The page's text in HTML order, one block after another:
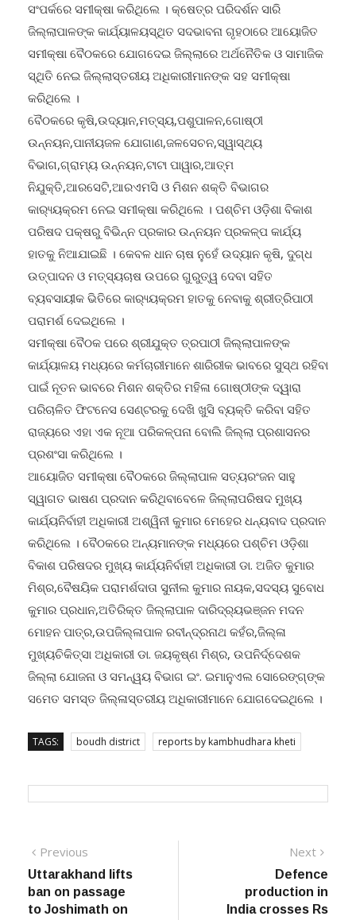
ସଂପର୍କରେ ସମୀକ୍ଷା କରିଥିଲେ । କ୍ଷେତ୍ର ପରିଦର୍ଶନ ସାରି
ଜିଲ୍ଲାପାଳଙ୍କ କାର୍ଯ୍ୟାଳୟସ୍ଥିତ ସଦଭାବନା ଗୃହଠାରେ ଆୟୋଜିତ
ସମୀକ୍ଷା ବୈଠକରେ ଯୋଗଦେଇ ଜିଲ୍ଲାରେ ଅର୍ଥନୈତିକ ଓ ସାମାଜିକ
ସ୍ଥିତି ନେଇ ଜିଲ୍ଲାସ୍ତରୀୟ ଅଧିକାରୀମାନଙ୍କ ସହ ସମୀକ୍ଷା
କରିଥିଲେ ।
ବୈଠକରେ କୃଷି,ଉଦ୍ୟାନ,ମତ୍ସ୍ୟ,ପଶୁପାଳନ,ଗୋଷ୍ଠୀ
ଉନ୍ନୟନ,ପାନୀୟଜଳ ଯୋଗାଣ,ଜଳସେଚନ,ସ୍ୱାସ୍ଥ୍ୟ
ବିଭାଗ,ଗ୍ରାମ୍ୟ ଉନ୍ନୟନ,ଟାଟା ପାୱାର,ଆତ୍ମ
ନିଯୁକ୍ତି,ଆରସେଟି,ଆରଏମସି ଓ ମିଶନ ଶକ୍ତି ବିଭାଗର
କାର‌୍ୟ୍ୟକ୍ରମ ନେଇ ସମୀକ୍ଷା କରିଥିଲେ । ପଶ୍ଚିମ ଓଡ଼ିଶା ବିକାଶ
ପରିଷଦ ପକ୍ଷରୁ ବିଭିନ୍ନ ପ୍ରକାର ଉନ୍ନୟନ ପ୍ରକଳ୍ପ କାର୍ଯ୍ୟ
ହାତକୁ ନିଆଯାଇଛି । କେବଳ ଧାନ ଚାଷ ନୁହେଁ ଉଦ୍ୟାନ କୃଷି, ଦୁଗ୍ଧ
ଉତ୍ପାଦନ ଓ ମତ୍ସ୍ୟଚାଷ ଉପରେ ଗୁରୁତ୍ୱ ଦେବା ସହିତ
ବ୍ୟବସାୟୀକ ଭିତିରେ କାର‌୍ୟ୍ୟକ୍ରମ ହାତକୁ ନେବାକୁ ଶ୍ରୀତ୍ରିପାଠୀ
ପରାମର୍ଶ ଦେଇଥିଲେ ।
ସମୀକ୍ଷା ବୈଠକ ପରେ ଶ୍ରୀଯୁକ୍ତ ତ୍ରପାଠୀ ଜିଲ୍ଲାପାଳଙ୍କ
କାର୍ଯ୍ୟାଳୟ ମଧ୍ୟରେ କର୍ମଚାରୀମାନେ ଶାରିରୀକ ଭାବରେ ସୁସ୍ଥ ରହିବା
ପାଇଁ ନୂତନ ଭାବରେ ମିଶନ ଶକ୍ତିର ମହିଳା ଗୋଷ୍ଠୀଙ୍କ ଦ୍ୱାରା
ପରିଚାଳିତ ଫିଟନେସ ସେଣ୍ଟରକୁ ଦେଖି ଖୁସି ବ୍ୟକ୍ତି କରିବା ସହିତ
ରାଜ୍ୟରେ ଏହା ଏକ ନୂଆ ପରିକଳ୍ପନା ବୋଲି ଜିଲ୍ଲା ପ୍ରଶାସନର
ପ୍ରଶଂସା କରିଥିଲେ ।
ଆୟୋଜିତ ସମୀକ୍ଷା ବୈଠକରେ ଜିଲ୍ଲାପାଳ ସତ୍ୟରଂଜନ ସାହୁ
ସ୍ୱାଗତ ଭାଷଣ ପ୍ରଦାନ କରିଥିବାବେଳେ ଜିଲ୍ଲାପରିଷଦ ମୁଖ୍ୟ
କାର୍ଯ୍ୟନିର୍ବାହୀ ଅଧିକାରୀ ଅଶ୍ୱିନୀ କୁମାର ମେହେର ଧନ୍ୟବାଦ ପ୍ରଦାନ
କରିଥିଲେ । ବୈଠକରେ ଅନ୍ୟମାନଙ୍କ ମଧ୍ୟରେ ପଶ୍ଚିମ ଓଡ଼ିଶା
ବିକାଶ ପରିଷଦର ମୁଖ୍ୟ କାର୍ଯ୍ୟନିର୍ବାହୀ ଅଧିକାରୀ ଡା. ଅଜିତ କୁମାର
ମିଶ୍ର,ବୈଷୟିକ ପରାମର୍ଶଦାତା ସୁନୀଲ କୁମାର ନାୟକ,ସଦସ୍ୟ ସୁବୋଧ
କୁମାର ପ୍ରଧାନ,ଅତିରିକ୍ତ ଜିଲ୍ଲାପାଳ ଦାରିଦ୍ର‌୍ୟଭଞ୍ଜନ ମଦନ
ମୋହନ ପାତ୍ର,ଉପଜିଲ୍ଳାପାଳ ରବୀନ୍ଦ୍ରନାଥ କହଁର,ଜିଲ୍ଳା
ମୁଖ୍ୟଚିକିତ୍ସା ଅଧିକାରୀ ଡା. ଜୟକୃଷ୍ଣ ମିଶ୍ର, ଉପନିର୍ଦ୍ଦେଶକ
ଜିଲ୍ଲା ଯୋଜନା ଓ ସମନ୍ୱୟ ବିଭାଗ ଇଂ. ଇମାନୁଏଲ ସୋରେଙ୍ଗ୍ଙ୍କ
ସମେତ ସମସ୍ତ ଜିଲ୍ଳାସ୍ତରୀୟ ଅଧିକାରୀମାନେ ଯୋଗଦେଇଥିଲେ ।
TAGS: boudh district reports by kambhudhara kheti
Post
navigation
Previous
post:
Uttarakhand lifts
ban on passage
to Joshimath on
Next
Defence
production in
India crosses Rs